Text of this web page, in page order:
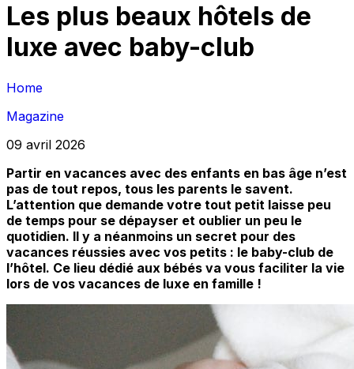
Les plus beaux hôtels de
luxe avec baby-club
Home
Magazine
09 avril 2026
Partir en vacances avec des enfants en bas âge n’est
pas de tout repos, tous les parents le savent.
L’attention que demande votre tout petit laisse peu
de temps pour se dépayser et oublier un peu le
quotidien. Il y a néanmoins un secret pour des
vacances réussies avec vos petits : le baby-club de
l’hôtel. Ce lieu dédié aux bébés va vous faciliter la vie
lors de vos vacances de luxe en famille !